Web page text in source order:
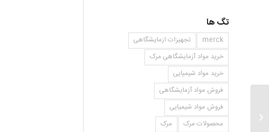
تگ ها
merck
تجهیزات ازمایشگاهی
خرید مواد آزمایشگاهی مرک
خرید مواد شیمیایی
فروش مواد آزمایشگاهی
فروش مواد شیمیایی
محصولات مرک
مرک
ان دی متیل هیدروکسیل آمین